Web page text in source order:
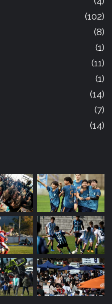
(102)
(8)
(1)
(11)
(1)
(14)
(7)
(14)